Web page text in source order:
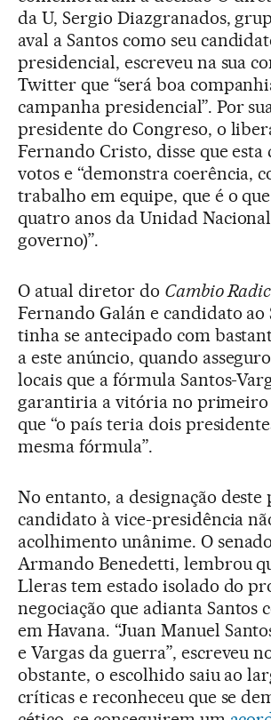
da U, Sergio Diazgranados,
aval a Santos como seu
presidencial, escreveu na sua
Twitter que “será boa
campanha presidencial”. Por
presidente do Congreso, o
Fernando Cristo, disse que esta
votos e “demonstra coerência,
trabalho em equipe, que é o
quatro anos da Unidad
governo)”.
O atual diretor do Cambio
Fernando Galán e candidato ao
tinha se antecipado com
a este anúncio, quando
locais que a fórmula Santos-
garantiria a vitória no primeiro
que “o país teria dois
mesma fórmula”.
No entanto, a designação
candidato à vice-presidência
acolhimento unânime. O
Armando Benedetti, lembrou
Lleras tem estado isolado do
negociação que adianta Santos
em Havana. “Juan Manuel
e Vargas da guerra”, escreveu
obstante, o escolhido saiu ao
críticas e reconheceu que se